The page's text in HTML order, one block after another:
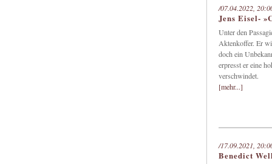
/07.04.2022,
Jens Eisel-
Unter den
Aktenkoffer. Er
doch ein
erpresst er eine
verschwindet.
[mehr...]
/17.09.2021,
Benedict